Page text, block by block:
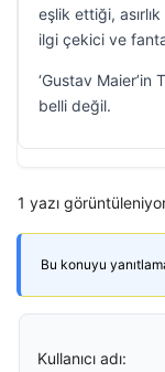
eşlik ettiği,
ilgi çekici ve
‘Gustav Maier’in
belli değil.
1 yazı
Bu konuyu
Kullanıcı adı: